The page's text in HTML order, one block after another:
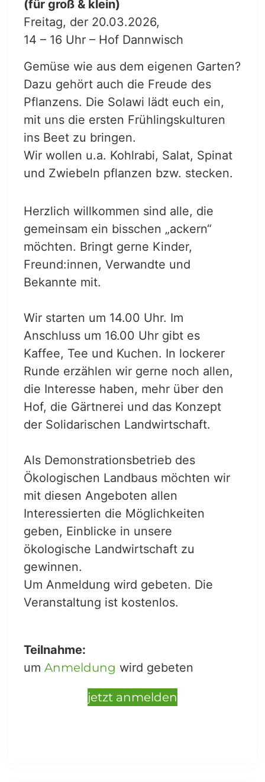
(für groß & klein)
Freitag, der 20.03.2026,
14 – 16 Uhr – Hof Dannwisch
Gemüse wie aus dem eigenen Garten?
Dazu gehört auch die Freude des
Pflanzens. Die Solawi lädt euch ein,
mit uns die ersten Frühlingskulturen
ins Beet zu bringen.
Wir wollen u.a. Kohlrabi, Salat, Spinat
und Zwiebeln pflanzen bzw. stecken.
Herzlich willkommen sind alle, die
gemeinsam ein bisschen „ackern“
möchten. Bringt gerne Kinder,
Freund:innen, Verwandte und
Bekannte mit.
Wir starten um 14.00 Uhr. Im
Anschluss um 16.00 Uhr gibt es
Kaffee, Tee und Kuchen. In lockerer
Runde erzählen wir gerne noch allen,
die Interesse haben, mehr über den
Hof, die Gärtnerei und das Konzept
der Solidarischen Landwirtschaft.
Als Demonstrationsbetrieb des
Ökologischen Landbaus möchten wir
mit diesen Angeboten allen
Interessierten die Möglichkeiten
geben, Einblicke in unsere
ökologische Landwirtschaft zu
gewinnen.
Um Anmeldung wird gebeten. Die
Veranstaltung ist kostenlos.
Teilnahme:
um Anmeldung wird gebeten
jetzt anmelden